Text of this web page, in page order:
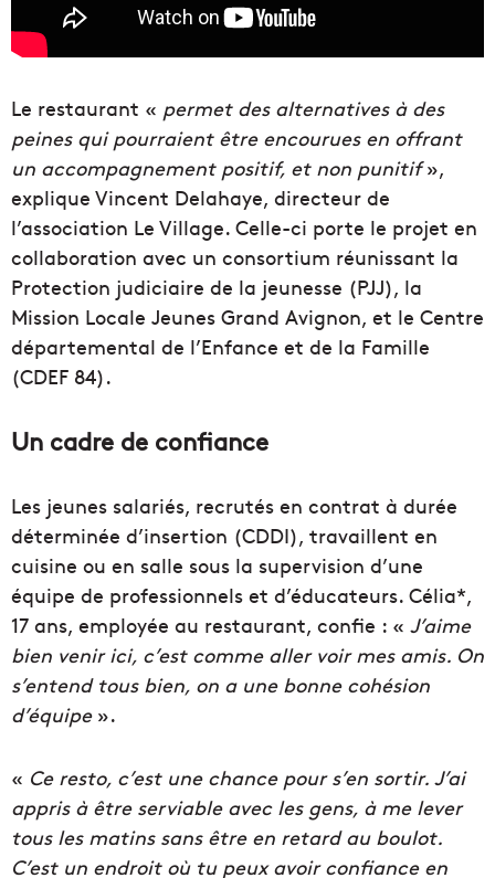
Le restaurant « permet des alternatives à des
peines qui pourraient être encourues en offrant
un accompagnement positif, et non punitif»,
explique Vincent Delahaye, directeur de
l’association Le Village. Celle-ci porte le projet en
collaboration avec un consortium réunissant la
Protection judiciaire de la jeunesse (PJJ), la
Mission Locale Jeunes Grand Avignon, et le Centre
départemental de l’Enfance et de la Famille
(CDEF 84).
Un cadre de confiance
Les jeunes salariés, recrutés en contrat à durée
déterminée d’insertion (CDDI), travaillent en
cuisine ou en salle sous la supervision d’une
équipe de professionnels et d’éducateurs. Célia*,
17 ans, employée au restaurant, confie : « J’aime
bien venir ici, c’est comme aller voir mes amis. On
s’entend tous bien, on a une bonne cohésion
d’équipe».
« Ce resto, c’est une chance pour s’en sortir. J’ai
appris à être serviable avec les gens, à me lever
tous les matins sans être en retard au boulot.
C’est un endroit où tu peux avoirconfiance en